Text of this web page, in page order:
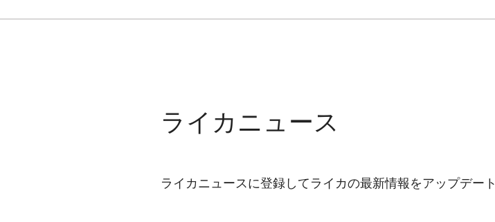
ライカニュース
ライカニュースに登録してライカの最新情報をアップデート